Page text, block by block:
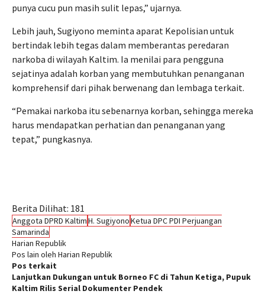
punya cucu pun masih sulit lepas,” ujarnya.
Lebih jauh, Sugiyono meminta aparat Kepolisian untuk
bertindak lebih tegas dalam memberantas peredaran
narkoba di wilayah Kaltim. Ia menilai para pengguna
sejatinya adalah korban yang membutuhkan penanganan
komprehensif dari pihak berwenang dan lembaga terkait.
“Pemakai narkoba itu sebenarnya korban, sehingga mereka
harus mendapatkan perhatian dan penanganan yang
tepat,” pungkasnya.
Berita Dilihat: 181
Anggota DPRD KaltimH. SugiyonoKetua DPC PDI Perjuangan
Samarinda
Harian Republik
Pos lain oleh Harian Republik
Pos terkait
Lanjutkan Dukungan untuk Borneo FC di Tahun Ketiga, Pupuk
Kaltim Rilis Serial Dokumenter Pendek